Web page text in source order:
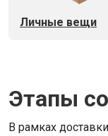
Личные вещи
Этапы
В рамках